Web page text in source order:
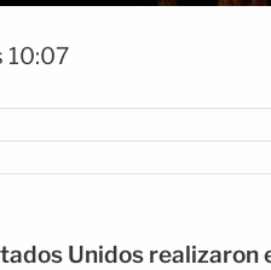
10:07
Unidos